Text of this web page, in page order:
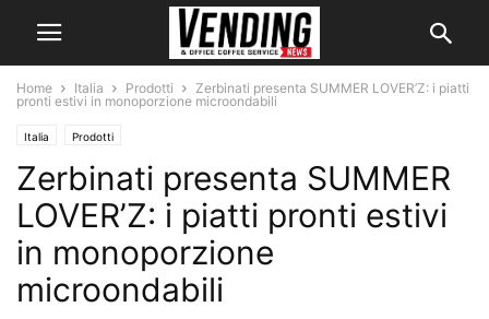
Home Italia Prodotti
Zerbinati presenta SUMMER LOVER’Z: i piatti
pronti estivi in monoporzione microondabili
Italia Prodotti
Zerbinati presenta SUMMER
LOVER’Z: i piatti pronti estivi
in monoporzione
microondabili